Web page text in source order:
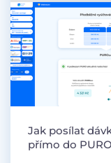
Jak posílat
přímo do